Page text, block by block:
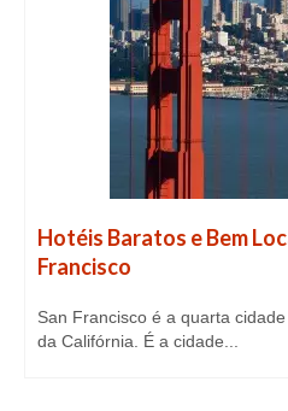
Hotéis Baratos e Bem
Francisco
San Francisco é a quarta
da Califórnia. É a cidade...